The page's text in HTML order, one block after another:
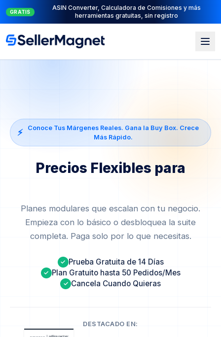
NUEVO
Suite PPC completa: PPC Manager para el control + AI
Engine para la automatización
⚡
Conoce Tus Márgenes Reales. Gana la Buy Box. Crece
Más Rápido.
Precios Flexibles para
Planes modulares que escalan con tu negocio.
Empieza con lo básico o desbloquea la suite
completa. Paga solo por lo que necesitas.
✓ Prueba Gratuita de 14 Días
✓ Plan Gratuito hasta 50 Pedidos/Mes
✓ Cancela Cuando Quieras
DESTACADO EN: